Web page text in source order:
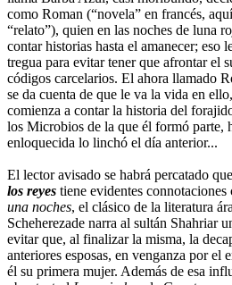
como Roman (“novela” en francés,
“relato”), quien en las noches de luna
contar historias hasta el amanecer; eso
tregua para evitar tener que afrontar el
códigos carcelarios. El ahora llamado
se da cuenta de que le va la vida en
comienza a contar la historia del
los Microbios de la que él formó parte,
enloquecida lo linchó el día anterior...
El lector avisado se habrá percatado
los reyes tiene evidentes connotaciones
una noches, el clásico de la literatura
Scheherezade narra al sultán Shahriar
evitar que, al finalizar la misma, la
anteriores esposas, en venganza por el
él su primera mujer. Además de esa